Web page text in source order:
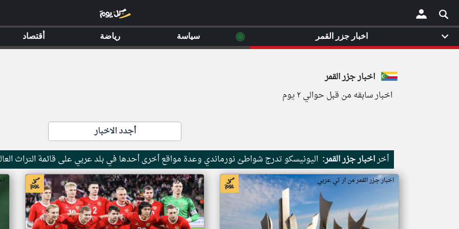
×
اخبار جزر القمر
اخبار سابقه من قبل حوالي ٢ يوم
أجدد الاخبار
أخراخبار جزر القمر: اليونيسكو تدرج شواطئ نورماندي وعدة مواقع أخرى أحدها في بلد عربي على قائمة التراث
اخبار جزر القمر من ار تي عربي اخبار جزر القمر من ار تي عربي
اخبار جزر القمر ◉ سياسة رياضة أقتصاد